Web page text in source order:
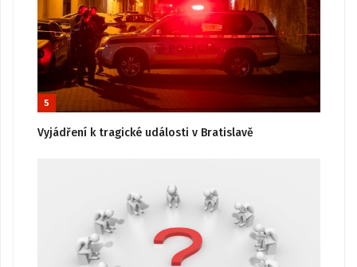
5
Vyjádření k tragické události v Bratislavě